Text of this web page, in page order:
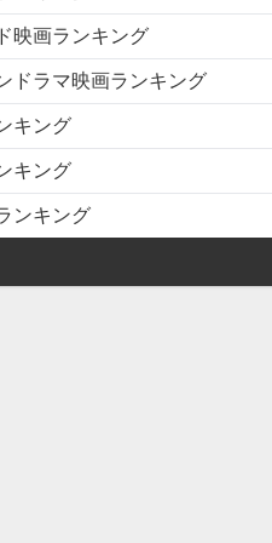
映画ランキング
ドラマ映画ランキング
キング
キング
ンキング